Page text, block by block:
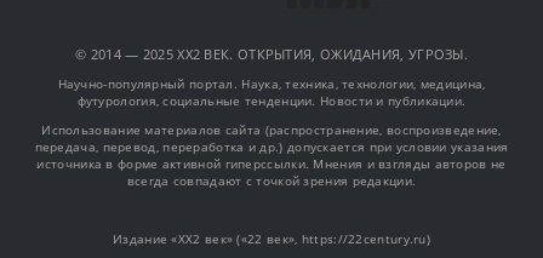
© 2014 — 2025 XX2 ВЕК. ОТКРЫТИЯ, ОЖИДАНИЯ, УГРОЗЫ.
Научно-популярный портал. Наука, техника, технологии, медицина,
футурология, социальные тенденции. Новости и публикации.
Использование материалов сайта (распространение, воспроизведение,
передача, перевод, переработка и др.) допускается при условии указания
источника в форме активной гиперссылки. Мнения и взгляды авторов не
всегда совпадают с точкой зрения редакции.
Издание «XX2 век» («22 век», https://22century.ru)